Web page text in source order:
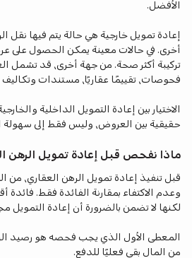
الأفضل.
إعادة تمويل خارجية هي حالة يتم فيها نقل
أخرى. في حالات معينة يمكن الحصول على
تركيبة أكثر صحة. من جهة أخرى، قد تشمل
فحوصات، تقييمًا عقاريًا، مستندات وتكاليف
الاختيار بين إعادة التمويل الداخلية
حقيقية بين العروض، وليس فقط إلى سهولة
ماذا نفحص قبل إعادة تمويل الرهن
قبل تنفيذ إعادة تمويل الرهن العقاري،
وعدم الاكتفاء بمقارنة الفائدة فقط. فائدة
لكنها لا تضمن بالضرورة أن إعادة التمويل
المعطى الأول الذي يجب فحصه هو رصيد
من المال بقي فعليًا للدفع.